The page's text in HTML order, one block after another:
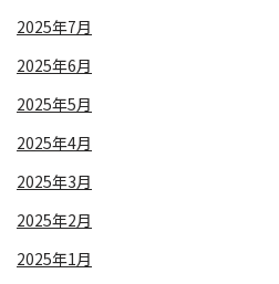
2025年7月
2025年6月
2025年5月
2025年4月
2025年3月
2025年2月
2025年1月